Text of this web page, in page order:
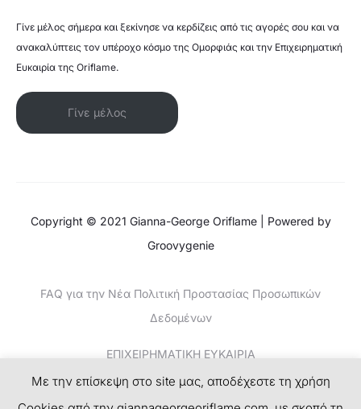
Γίνε μέλος σήμερα και ξεκίνησε να κερδίζεις από τις αγορές σου και να
ανακαλύπτεις τον υπέροχο κόσμο της Ομορφιάς και την Επιχειρηματική
Ευκαιρία της Oriflame.
Γίνε μέλος
Copyright © 2021 Gianna-George Oriflame | Powered by
Groovygenie
FAQ για την Νέα Πολιτική Προστασίας Προσωπικών
Δεδομένων
ΕΠΙΧΕΙΡΗΜΑΤΙΚΗ ΕΥΚΑΙΡΙΑ
ΚΕΡΔΙΣΤΕ ΧΡΗΜΑΤΑ-ΤΟ ΝΕΟ SUCCESS PLAN
Με την επίσκεψη στο site μας, αποδέχεστε τη χρήση